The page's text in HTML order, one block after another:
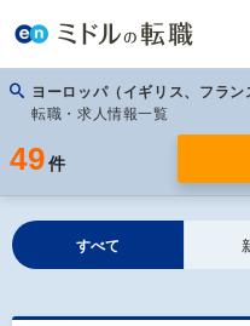
ヨーロッパ（イギリス、フラ
転職・求人情報一覧
49 件
すべて